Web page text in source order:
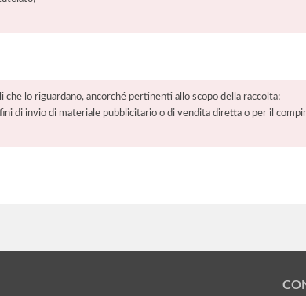
lo riguardano, ancorché pertinenti allo scopo della raccolta;
di invio di materiale pubblicitario o di vendita diretta o per il